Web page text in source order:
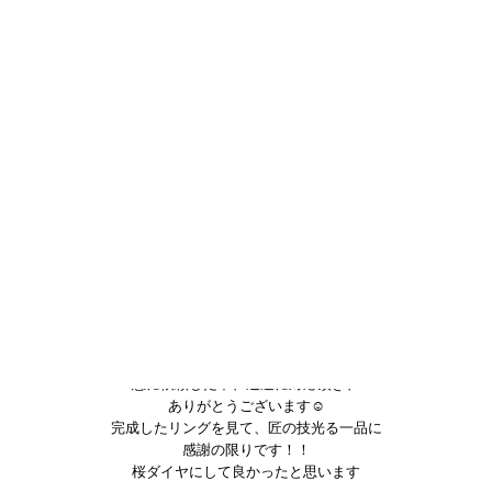
ありがとうございます☺
完成したリングを見て、匠の技光る一品に
感謝の限りです！！
桜ダイヤにして良かったと思います